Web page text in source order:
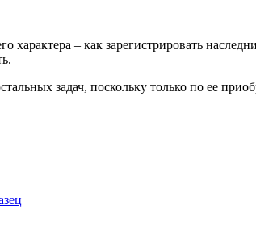
– как зарегистрировать
задач, поскольку только по ее